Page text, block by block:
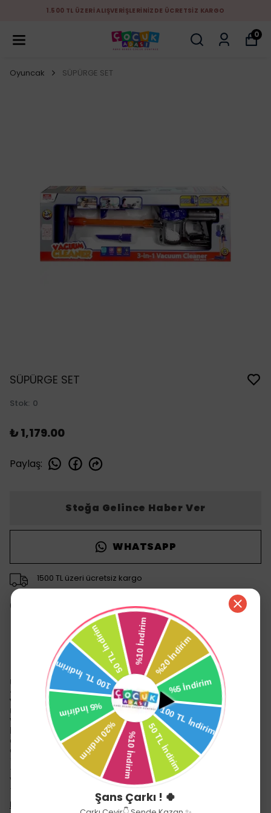
1.500 TL ÜZERİ ALIŞVERİŞLERİNİZDE ÜCRETSİZ KARGO
0
Oyuncak SÜPÜRGE SET
SÜPÜRGE SET
Stok: 0
₺ 1,179.00
Paylaş:
Stoğa Gelince Haber Ver
WHATSAPP
1500 TL üzeri ücretsiz kargo
14 gün içinde iade değişim
Ürün Açıklaması
Uçar Oyuncak 3'ü 1 Arada Pilli Kablosuz Dikey Süpürge
– Evcilik Temalı 5 Parça Set, 3+ Yaş, Ses ve Işık Efektli,
Yerli Üretim
Uçar Oyuncak Dikey Elektrik Süpürgesi Pilli Kablosuz
Vacuum Cleaner —çocukların hayal gücünü ve motor
becerilerini geliştiren, eğlenceli ve güvenlibir evcilik
oyuncağıdır. Gerçekçi ses ve ışık efektleriyle temizlik
oyunlarını daha keyifli hale getirir.
- ✅
3'ü 1 arada tasarım
— elektrikli süpürge, el süpürgesi
veya dikey saplı süpürge olarak kullanılabilir.
- 🧩
Değiştirilebilir başlıklar— farkl
Devamını Göster
Şans Çarkı ! 🍀